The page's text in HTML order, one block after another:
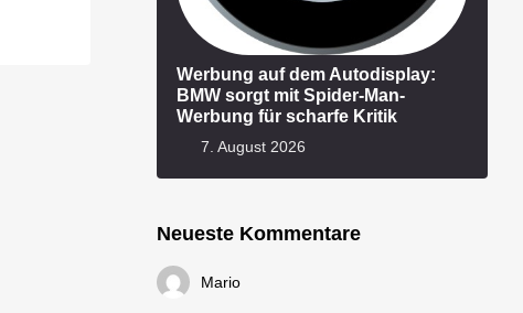
Werbung auf dem Autodisplay:
BMW sorgt mit Spider-Man-
Werbung für scharfe Kritik
7. August 2026
Neueste Kommentare
Mario